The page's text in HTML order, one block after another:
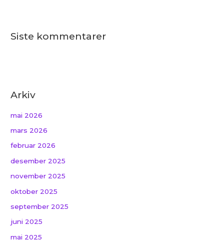
Siste kommentarer
Arkiv
mai 2026
mars 2026
februar 2026
desember 2025
november 2025
oktober 2025
september 2025
juni 2025
mai 2025